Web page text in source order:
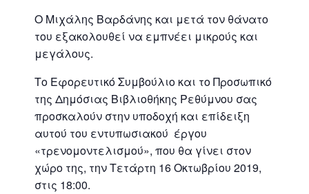
Ο Μιχάλης Βαρδάνης και μετά τον θάνατο
του εξακολουθεί να εμπνέει μικρούς και
μεγάλους.
Το Εφορευτικό Συμβούλιο και το Προσωπικό
της Δημόσιας Βιβλιοθήκης Ρεθύμνου σας
προσκαλούν στην υποδοχή και επίδειξη
αυτού του εντυπωσιακού έργου
«τρενομοντελισμού», που θα γίνει στον
χώρο της, την Τετάρτη 16 Οκτωβρίου 2019,
στις 18:00.